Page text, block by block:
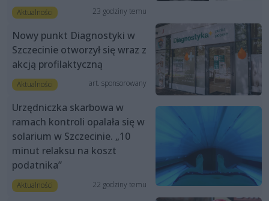
Aktualności 23 godziny temu
Nowy punkt Diagnostyki w
Szczecinie otworzył się wraz z
akcją profilaktyczną
Aktualności art. sponsorowany
Urzędniczka skarbowa w
ramach kontroli opalała się w
solarium w Szczecinie. „10
minut relaksu na koszt
podatnika”
Aktualności 22 godziny temu